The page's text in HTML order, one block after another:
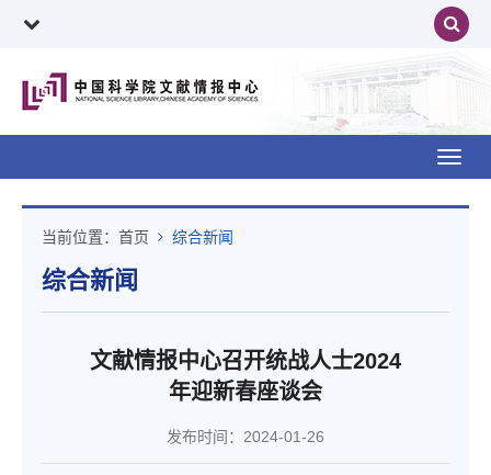
当前位置： 首页 综合新闻
综合新闻
文献情报中心召开统战人士2024
年迎新春座谈会
发布时间：2024-01-26